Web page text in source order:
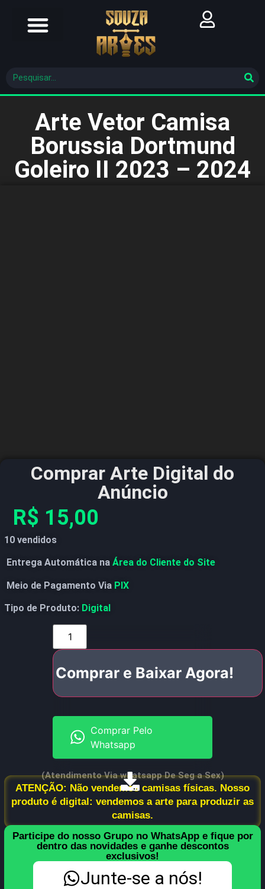
Arte Vetor Camisa
Borussia Dortmund
Goleiro II 2023 – 2024
Comprar Arte Digital do
Anúncio
R$ 15,00
10 vendidos
Entrega Automática na Área do Cliente do Site
Meio de Pagamento Via PIX
Tipo de Produto: Digital
Comprar e Baixar Agora!
Comprar Pelo
Whatsapp
(Atendimento Via whatsapp De Seg a Sex)
ATENÇÃO: Não vendemos camisas físicas. Nosso
produto é digital: vendemos a arte para produzir as
camisas.
Participe do nosso Grupo no WhatsApp e fique por
dentro das novidades e ganhe descontos
exclusivos!
Junte-se a nós!